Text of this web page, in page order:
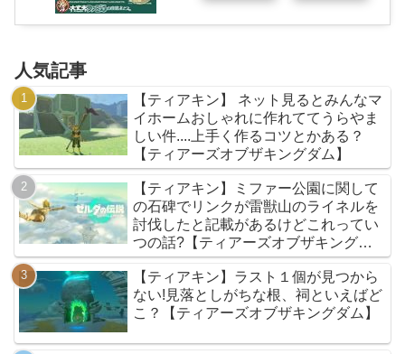
人気記事
【ティアキン】 ネット見るとみんなマ
イホームおしゃれに作れててうらやま
しい件....上手く作るコツとかある？
【ティアーズオブザキングダム】
【ティアキン】ミファー公園に関して
の石碑でリンクが雷獣山のライネルを
討伐したと記載があるけどこれってい
つの話?【ティアーズオブザキングダ
ム】
【ティアキン】ラスト１個が見つから
ない!見落としがちな根、祠といえばど
こ？【ティアーズオブザキングダム】